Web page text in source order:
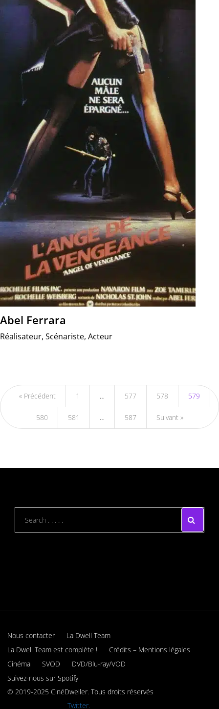
Abel Ferrara
Réalisateur, Scénariste, Acteur
« Précédent 1 … 577 578 579
580 581 … 587 Suivant »
Nous contacter
La Dwell Team
La Dwell Team est complète !
Crédits – Mentions légales
Cinéma
SVOD
DVD/Blu-ray/VOD
Suivez-nous sur Spotify
© 2019-2025 CinéDweller. Tous droits réservés
Twitter.